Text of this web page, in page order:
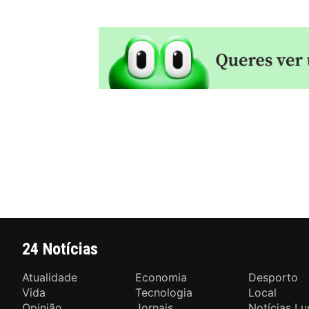
24 Notícias
Atualidade Economia
Desporto
Vida
Tecnologia
Local